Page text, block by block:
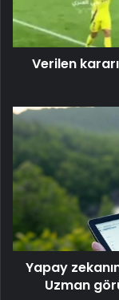
çıkardı
Verilen
Yapay
zekanın
zararı
ne
Uzman
görüşleri
Yapay
Uzman